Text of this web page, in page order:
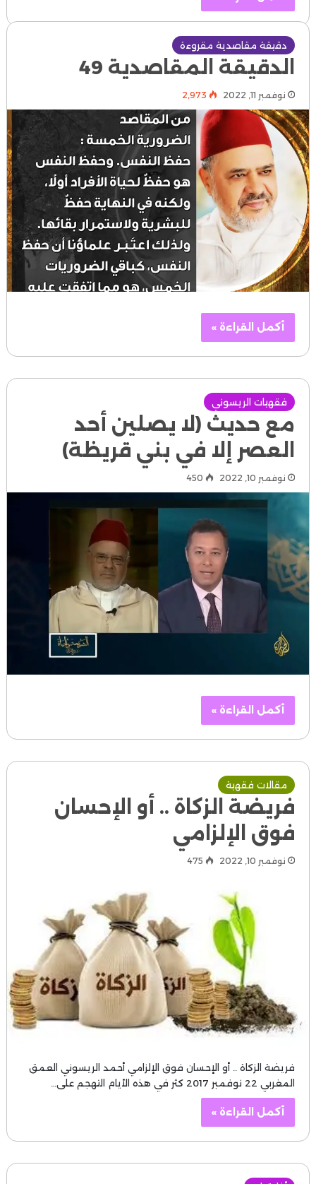
دقيقة مقاصدية مقروءة
الدقيقة المقاصدية 49
نوفمبر 11, 2022 2٬973
أكمل القراءة »
فقهيات الريسوني
مع حديث (لا يصلين أحد
العصر إلا في بني قريظة)
نوفمبر 10, 2022 450
أكمل القراءة »
مقالات فقهية
فريضة الزكاة .. أو الإحسان
فوق الإلزامي
نوفمبر 10, 2022 475
فريضة الزكاة .. أو الإحسان فوق الإلزامي أحمد الريسوني العمق
المغربي 22 نوفمبر 2017 كثر في هذه الأيام التهجم على…
أكمل القراءة »